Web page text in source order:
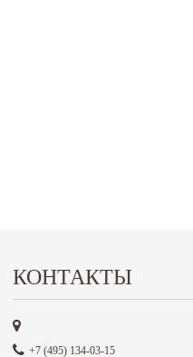
КОНТАКТЫ
+7 (495) 134-03-15